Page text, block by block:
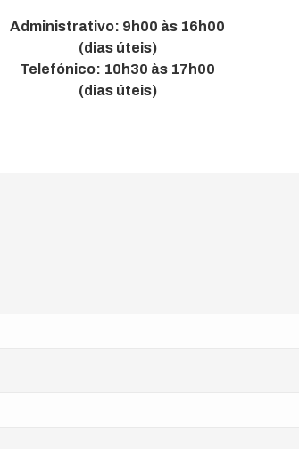
Administrativo: 9h00 às 16h00
(dias úteis)
Telefónico: 10h30 às 17h00
(dias úteis)